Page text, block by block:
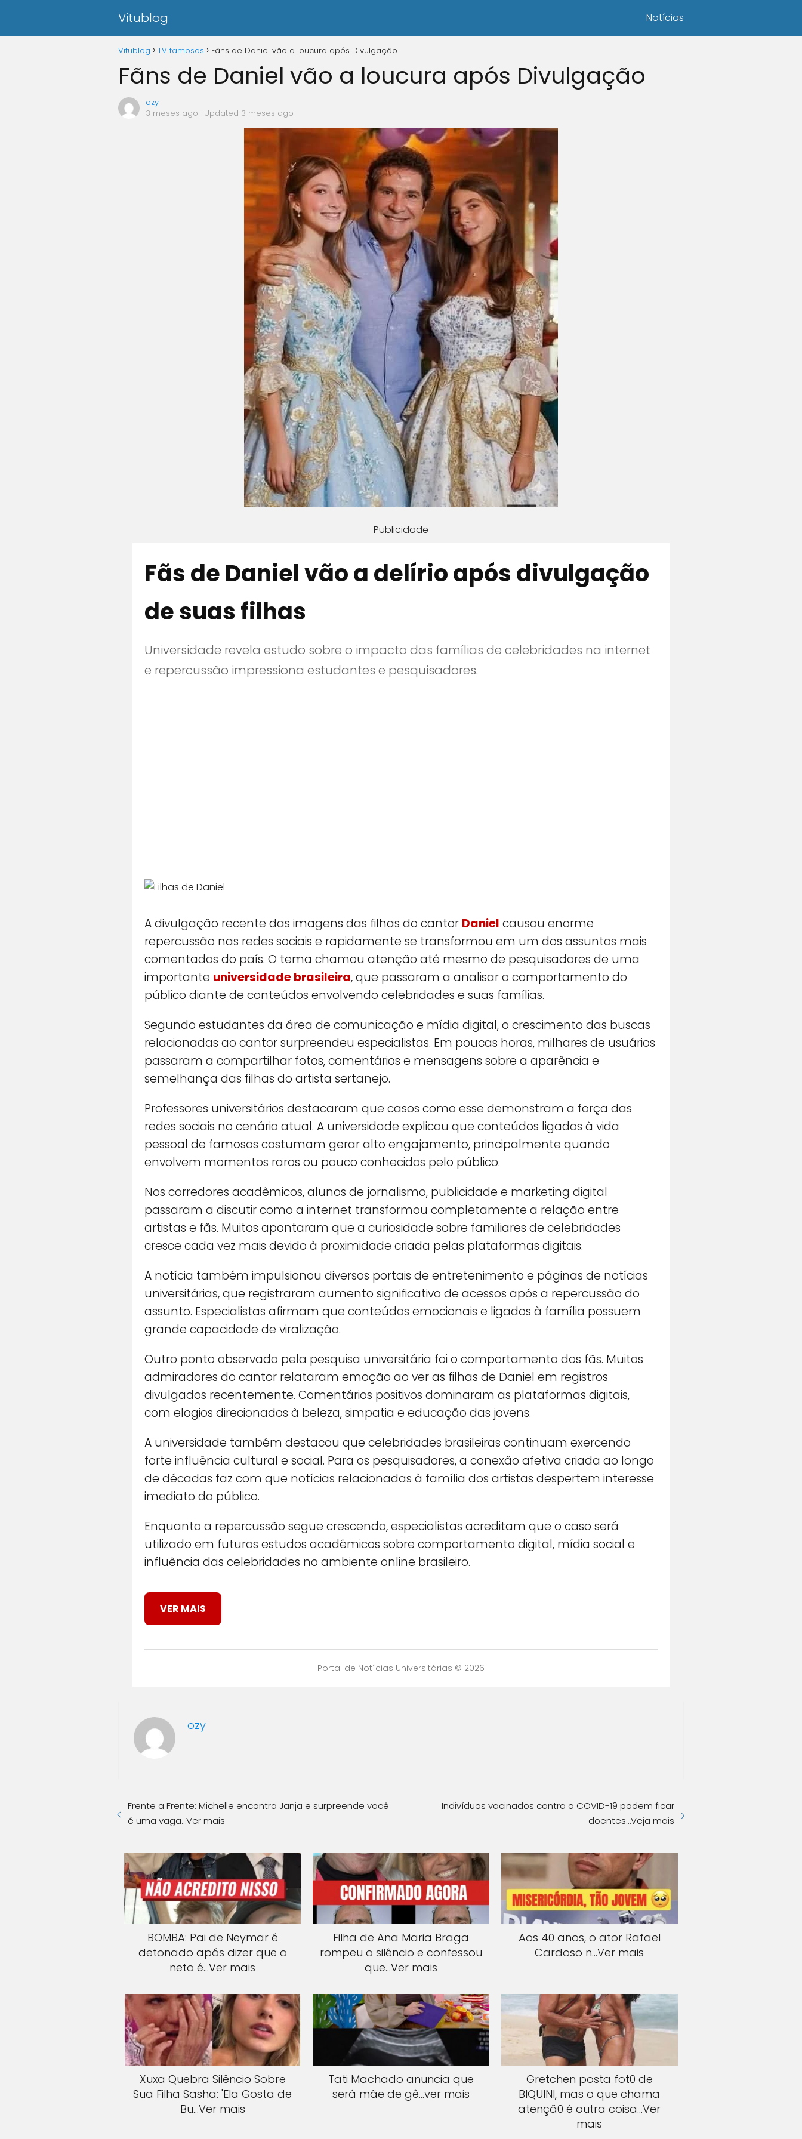
Vitublog Notícias
Vitublog TV famosos Fãns de Daniel vão a loucura após Divulgação
Fãns de Daniel vão a loucura após Divulgação
ozy
3 meses ago · Updated 3 meses ago
Publicidade
Fãs de Daniel vão a delírio após divulgação
de suas filhas
Universidade revela estudo sobre o impacto das famílias de celebridades na internet
e repercussão impressiona estudantes e pesquisadores.
A divulgação recente das imagens das filhas do cantor Daniel causou enorme
repercussão nas redes sociais e rapidamente se transformou em um dos assuntos mais
comentados do país. O tema chamou atenção até mesmo de pesquisadores de uma
importante universidade brasileira, que passaram a analisar o comportamento do
público diante de conteúdos envolvendo celebridades e suas famílias.
Segundo estudantes da área de comunicação e mídia digital, o crescimento das buscas
relacionadas ao cantor surpreendeu especialistas. Em poucas horas, milhares de usuários
passaram a compartilhar fotos, comentários e mensagens sobre a aparência e
semelhança das filhas do artista sertanejo.
Professores universitários destacaram que casos como esse demonstram a força das
redes sociais no cenário atual. A universidade explicou que conteúdos ligados à vida
pessoal de famosos costumam gerar alto engajamento, principalmente quando
envolvem momentos raros ou pouco conhecidos pelo público.
Nos corredores acadêmicos, alunos de jornalismo, publicidade e marketing digital
passaram a discutir como a internet transformou completamente a relação entre
artistas e fãs. Muitos apontaram que a curiosidade sobre familiares de celebridades
cresce cada vez mais devido à proximidade criada pelas plataformas digitais.
A notícia também impulsionou diversos portais de entretenimento e páginas de notícias
universitárias, que registraram aumento significativo de acessos após a repercussão do
assunto. Especialistas afirmam que conteúdos emocionais e ligados à família possuem
grande capacidade de viralização.
Outro ponto observado pela pesquisa universitária foi o comportamento dos fãs. Muitos
admiradores do cantor relataram emoção ao ver as filhas de Daniel em registros
divulgados recentemente. Comentários positivos dominaram as plataformas digitais,
com elogios direcionados à beleza, simpatia e educação das jovens.
A universidade também destacou que celebridades brasileiras continuam exercendo
forte influência cultural e social. Para os pesquisadores, a conexão afetiva criada ao longo
de décadas faz com que notícias relacionadas à família dos artistas despertem interesse
imediato do público.
Enquanto a repercussão segue crescendo, especialistas acreditam que o caso será
utilizado em futuros estudos acadêmicos sobre comportamento digital, mídia social e
influência das celebridades no ambiente online brasileiro.
VER MAIS
Portal de Notícias Universitárias © 2026
ozy
Frente a Frente: Michelle encontra Janja e surpreende você
é uma vaga…Ver mais
Indivíduos vacinados contra a COVID-19 podem ficar
doentes…Veja mais
BOMBA: Pai de Neymar é
detonado após dizer que o
neto é…Ver mais
Filha de Ana Maria Braga
rompeu o silêncio e confessou
que…Ver mais
Aos 40 anos, o ator Rafael
Cardoso n…Ver mais
Xuxa Quebra Silêncio Sobre
Sua Filha Sasha: 'Ela Gosta de
Bu…Ver mais
Tati Machado anuncia que
será mãe de gê…ver mais
Gretchen posta fot0 de
BlQUlNI, mas o que chama
atençã0 é outra coisa…Ver
mais